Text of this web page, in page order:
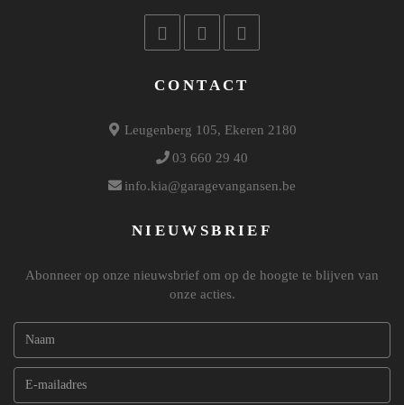
CONTACT
Leugenberg 105, Ekeren 2180
03 660 29 40
info.kia@garagevangansen.be
NIEUWSBRIEF
Abonneer op onze nieuwsbrief om op de hoogte te blijven van
onze acties.